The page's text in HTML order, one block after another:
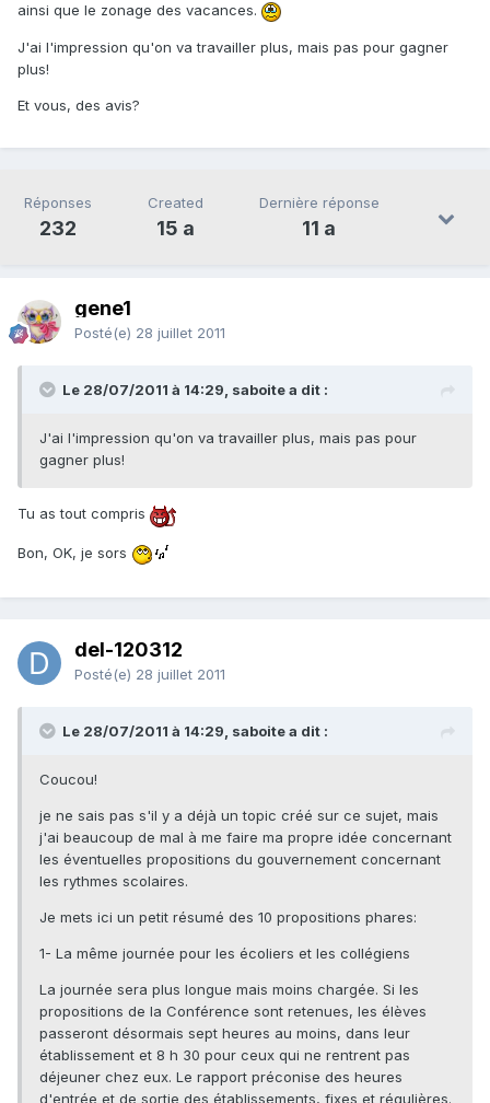
ainsi que le zonage des vacances.
J'ai l'impression qu'on va travailler plus, mais pas pour gagner
plus!
Et vous, des avis?
Réponses
232
Created
15 a
Dernière réponse
11 a
gene1
Posté(e) 28 juillet 2011
Le 28/07/2011 à 14:29, saboite a dit :
J'ai l'impression qu'on va travailler plus, mais pas pour
gagner plus!
Tu as tout compris
Bon, OK, je sors
del-120312
Posté(e) 28 juillet 2011
Le 28/07/2011 à 14:29, saboite a dit :
Coucou!
je ne sais pas s'il y a déjà un topic créé sur ce sujet, mais
j'ai beaucoup de mal à me faire ma propre idée concernant
les éventuelles propositions du gouvernement concernant
les rythmes scolaires.
Je mets ici un petit résumé des 10 propositions phares:
1- La même journée pour les écoliers et les collégiens
La journée sera plus longue mais moins chargée. Si les
propositions de la Conférence sont retenues, les élèves
passeront désormais sept heures au moins, dans leur
établissement et 8 h 30 pour ceux qui ne rentrent pas
déjeuner chez eux. Le rapport préconise des heures
d'entrée et de sortie des établissements, fixes et régulières.